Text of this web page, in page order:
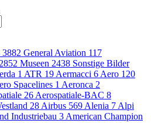
3882 General Aviation 117
2852 Museen 2438 Sonstige Bilder
1 ATR 19 Aermacci 6 Aero 120
Spacelines 1 Aeronca 2
26 Aerospatiale-BAC 8
28 Airbus 569 Alenia 7 Alpi
Industriebau 3 American Champion